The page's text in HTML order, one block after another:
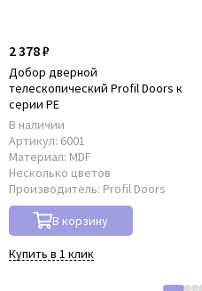
2 378 ₽
Добор дверной
телескопический Profil Doors к
серии PE
В наличии
Артикул: 6001
Материал: MDF
Несколько цветов
Производитель: Profil Doors
В корзину
Купить в 1 клик